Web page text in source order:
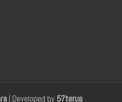
| Developed by 57terus